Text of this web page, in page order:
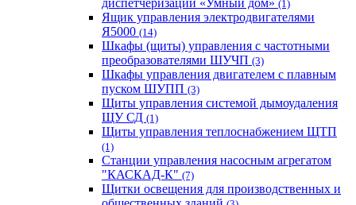
(1)
Ящик управления электродвигателями
Я5000 (14)
Шкафы (щиты) управления с частотными
преобразователями ШУЧП (3)
Шкафы управления двигателем с плавным
пуском ШУПП (3)
Щиты управления системой дымоудаления
ЩУ СД (1)
Щиты управления теплоснабжением ЩТП
(1)
Станции управления насосным агрегатом
"КАСКАД-К" (7)
Щитки освещения для производственных и